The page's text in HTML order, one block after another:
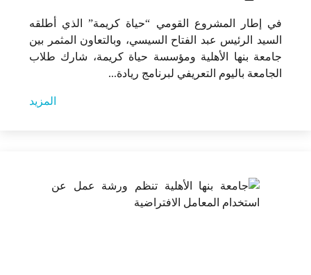
في إطار المشروع القومي “حياة كريمة” الذي أطلقه
السيد الرئيس عبد الفتاح السيسي، وبالتعاون المثمر بين
جامعة بنها الأهلية ومؤسسة حياة كريمة، شارك طلاب
الجامعة باليوم التعريفي لبرنامج ريادة...
المزيد